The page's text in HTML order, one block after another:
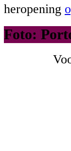
heropening
Foto: